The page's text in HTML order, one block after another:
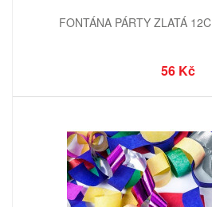
FONTÁNA PÁRTY ZLATÁ
56 Kč